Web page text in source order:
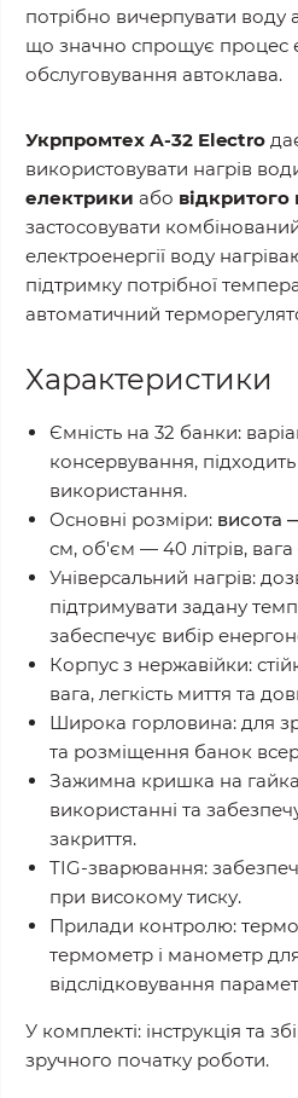
потрібно вичерпувати воду
що значно спрощує процес
обслуговування автоклава.
Укрпромтех А-32 Electro
використовувати нагрів
електрики або відкритого
застосовувати
електроенергії воду
підтримку потрібної
автоматичний
Характеристики
Ємність на 32 банки:
консервування,
використання.
Основні розміри: висота
см, об'єм — 40 літрів, вага
Універсальний нагрів:
підтримувати задану
забеспечує вибір
Корпус з нержавійки:
вага, легкість миття та
Широка горловина: для
та розміщення банок
Зажимна кришка на
використанні та
закриття.
TIG-зварювання:
при високому тиску.
Прилади контролю:
термометр і манометр
відслідковування
У комплекті: інструкція та
зручного початку роботи.